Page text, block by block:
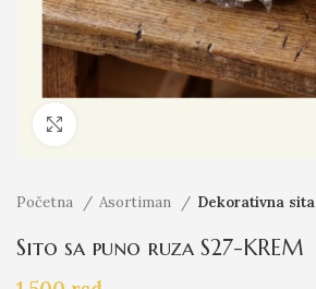
Početna Asortiman Dekorativna sita
Sito sa puno ruza S27-KREM